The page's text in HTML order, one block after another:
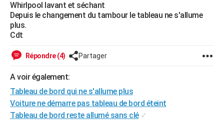
Essais
Réserver un essai
Citadines
Berlines
SUV
Forum auto
+HIGH-TECH
Mobiles
Meilleur smartphone
Internet
Ordinateurs
Jeux vidéo
Guide high-tech
+BRICOLAGE
Forum
Aménagement intérieur
Extérieur
Cuisine
Salle de bains
Jardinage
Rangement
WEEK-END
LIFESTYLE
Art de vivre
Bien-être
Loisirs
Mode
Modes de vie
SANTE
Alimentation
Guide de la santé
Maladies
Médicaments
Sommeil
VOYAGE
Whirlpool lavant et séchant
Depuis le changement du tambour le tableau ne s'allume
plus.
Cdt
Répondre (4) Partager
A voir également:
Tableau de bord qui ne s'allume plus
Voiture ne démarre pas tableau de bord éteint
Tableau de bord reste allumé sans clé ✓